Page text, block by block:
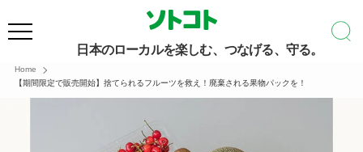
日本のローカルを楽しむ、つなげる、守る。
Home
【期間限定で販売開始】捨てられるフルーツを救え！廃棄される果物パックを！